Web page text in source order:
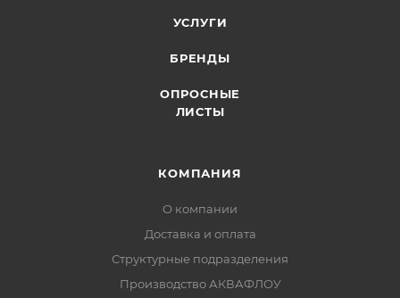
УСЛУГИ
БРЕНДЫ
ОПРОСНЫЕ
ЛИСТЫ
КОМПАНИЯ
О компании
Доставка и оплата
Структурные подразделения
Производство АКВАФЛОУ